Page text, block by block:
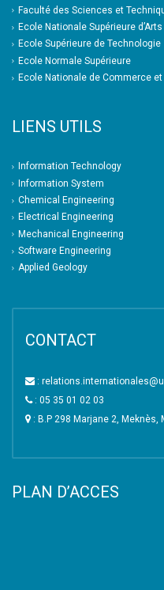
Faculté des Sciences et
Ecole Nationale Supérieure
Ecole Supérieure de Technologie
Ecole Normale Supérieure
Ecole Nationale de Commerce
LIENS UTILS
Information Technology
Information System
Chemical Engineering
Electrical Engineering
Mechanical Engineering
Software Engineering
Applied Geology
CONTACT
:
: 05 35 01 02 03
: B.P 298 Marjane 2, Meknès,
PLAN D’ACCES